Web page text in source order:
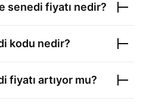
senedi fiyatı nedir?
kodu nedir?
fiyatı artıyor mu?